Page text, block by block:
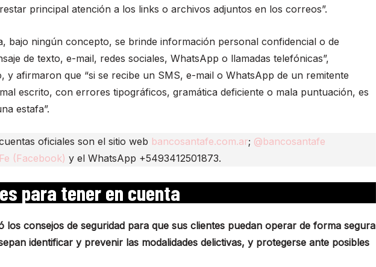
principal atención a los links o archivos adjuntos en los correos”.
bajo ningún concepto, se brinde información personal confidencial o de
de texto, e-mail, redes sociales, WhatsApp o llamadas telefónicas”,
y afirmaron que “si se recibe un SMS, e-mail o WhatsApp de un remitente
escrito, con errores tipográficos, gramática deficiente o mala puntuación, es
estafa”.
oficiales son el sitio web bancosantafe.com.ar; @bancosantafe
(Facebook) y el WhatsApp +5493412501873.
para tener en cuenta
los consejos de seguridad para que sus clientes puedan operar de forma segura
identificar y prevenir las modalidades delictivas, y protegerse ante posibles